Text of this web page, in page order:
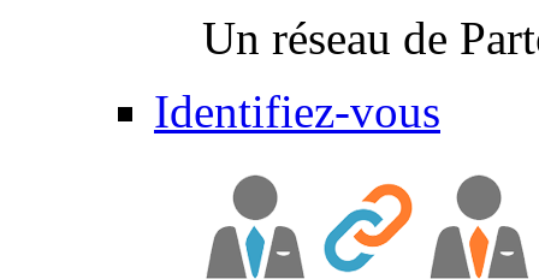
Un réseau de
Identifiez-vous